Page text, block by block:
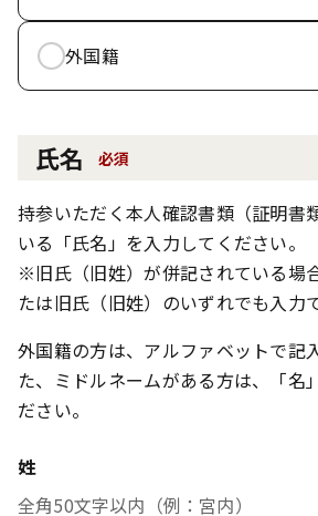
外国籍
氏名 必須
持参いただく本人確認書類（証明書
いる「氏名」を入力してください。
※旧氏（旧姓）が併記されている場
たは旧氏（旧姓）のいずれでも入力
外国籍の方は、アルファベットで記
た、ミドルネームがある方は、「名
ださい。
姓
全角50文字以内（例：宮内）